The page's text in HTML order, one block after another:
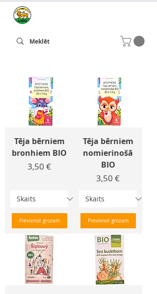
Tēja bērniem
bronhiem BIO
Cena
3,50 €
Pievienot grozam
Tēja bērniem
nomierinošā
BIO
Cena
3,50 €
Pievienot grozam